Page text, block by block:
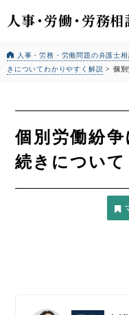
人事・労働・労務
人事・労務・労働問題の弁護士相
きについてわかりやすく解説 > 個
個別労働紛
続きについて